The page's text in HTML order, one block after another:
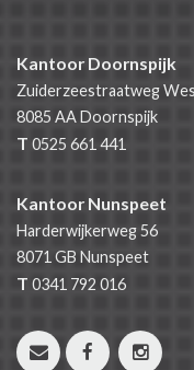
Kantoor Doornspijk
Zuiderzeestraatweg
8085 AADoornspijk
T 0525 661 441
Kantoor Nunspeet
Harderwijkerweg 56
8071 GB Nunspeet
T 0341 792 016